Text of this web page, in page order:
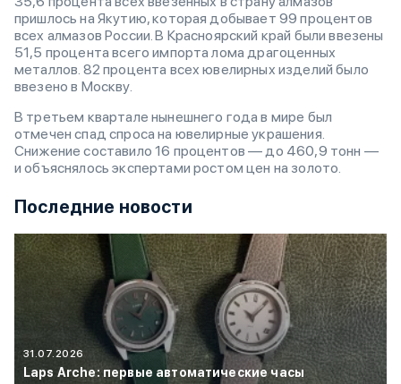
пришлось на Якутию, которая добывает 99 процентов
всех алмазов России. В Красноярский край были ввезены
51,5 процента всего импорта лома драгоценных
металлов. 82 процента всех ювелирных изделий было
ввезено в Москву.
В третьем квартале нынешнего года в мире был
отмечен спад спроса на ювелирные украшения.
Снижение составило 16 процентов — до 460,9 тонн —
и объяснялось экспертами ростом цен на золото.
Последние новости
31.07.2026
Laps Arche: первые автоматические часы